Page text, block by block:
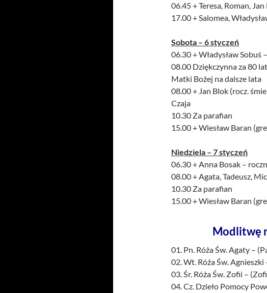
06.45 + Teresa, Roman,
17.00 + Salomea,
Sobota – 6 styczeń
06.30 + Władysław Sobuś
08.00 Dziękczynna za 80
Matki Bożej na dalsze lata
08.00 + Jan Blok (rocz.
Czaja
10.30 Za parafian
15.00 + Wiesław Baran
Niedziela – 7 styczeń
06.30 + Anna Bosak –
08.00 + Agata, Tadeusz,
10.30 Za parafian
15.00 + Wiesław Baran
Modlitwę
01. Pn. Róża Św. Agaty –
02. Wt. Róża Św.
03. Śr. Róża Św. Zofii –
04. Cz. Dzieło Pomocy